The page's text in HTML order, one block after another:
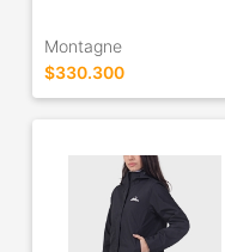
Montagne
$330.300